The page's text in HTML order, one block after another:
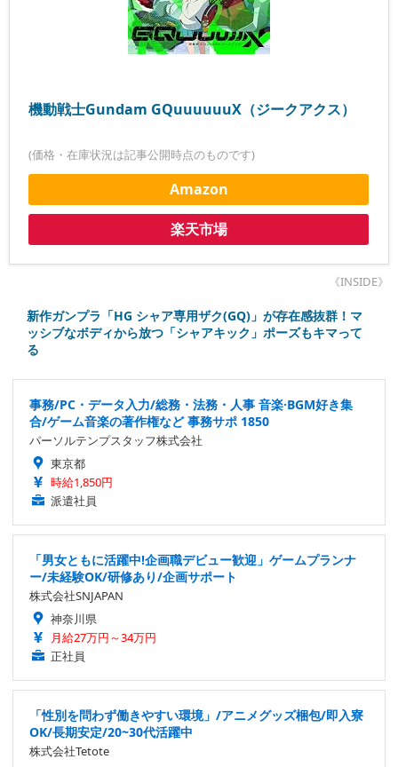
機動戦士Gundam GQuuuuuuX（ジークアクス）
(価格・在庫状況は記事公開時点のものです)
Amazon
楽天市場
《INSIDE》
新作ガンプラ「HG シャア専用ザク(GQ)」が存在感抜群！マ
ッシブなボディから放つ「シャアキック」ポーズもキマって
る
事務/PC・データ入力/総務・法務・人事 音楽·BGM好き集
合/ゲーム音楽の著作権など 事務サポ 1850
パーソルテンプスタッフ株式会社
東京都
時給1,850円
派遣社員
「男女ともに活躍中!企画職デビュー歓迎」ゲームプランナ
ー/未経験OK/研修あり/企画サポート
株式会社SNJAPAN
神奈川県
月給27万円～34万円
正社員
「性別を問わず働きやすい環境」/アニメグッズ梱包/即入寮
OK/長期安定/20~30代活躍中
株式会社Tetote